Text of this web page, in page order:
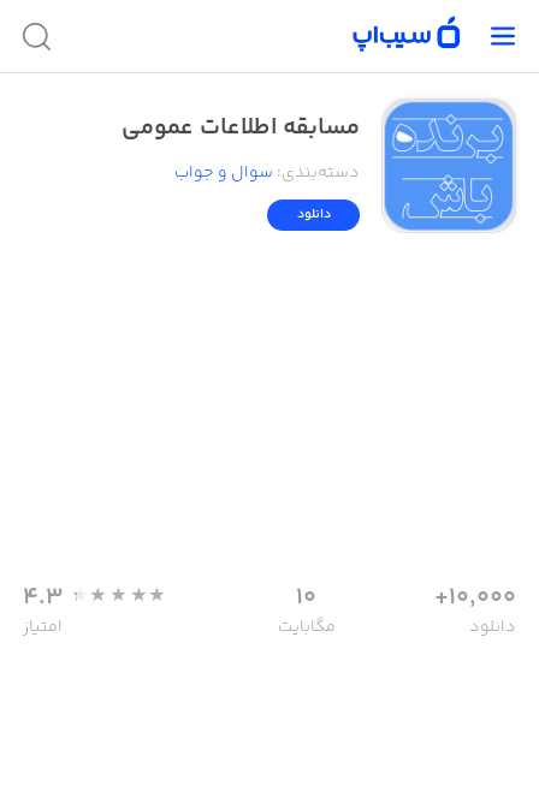
مسابقه اطلاعات عمومی
دسته‌بندی: سوال و جواب
دانلود
10,000+
دانلود
10
مگابایت
4.3
امتیاز